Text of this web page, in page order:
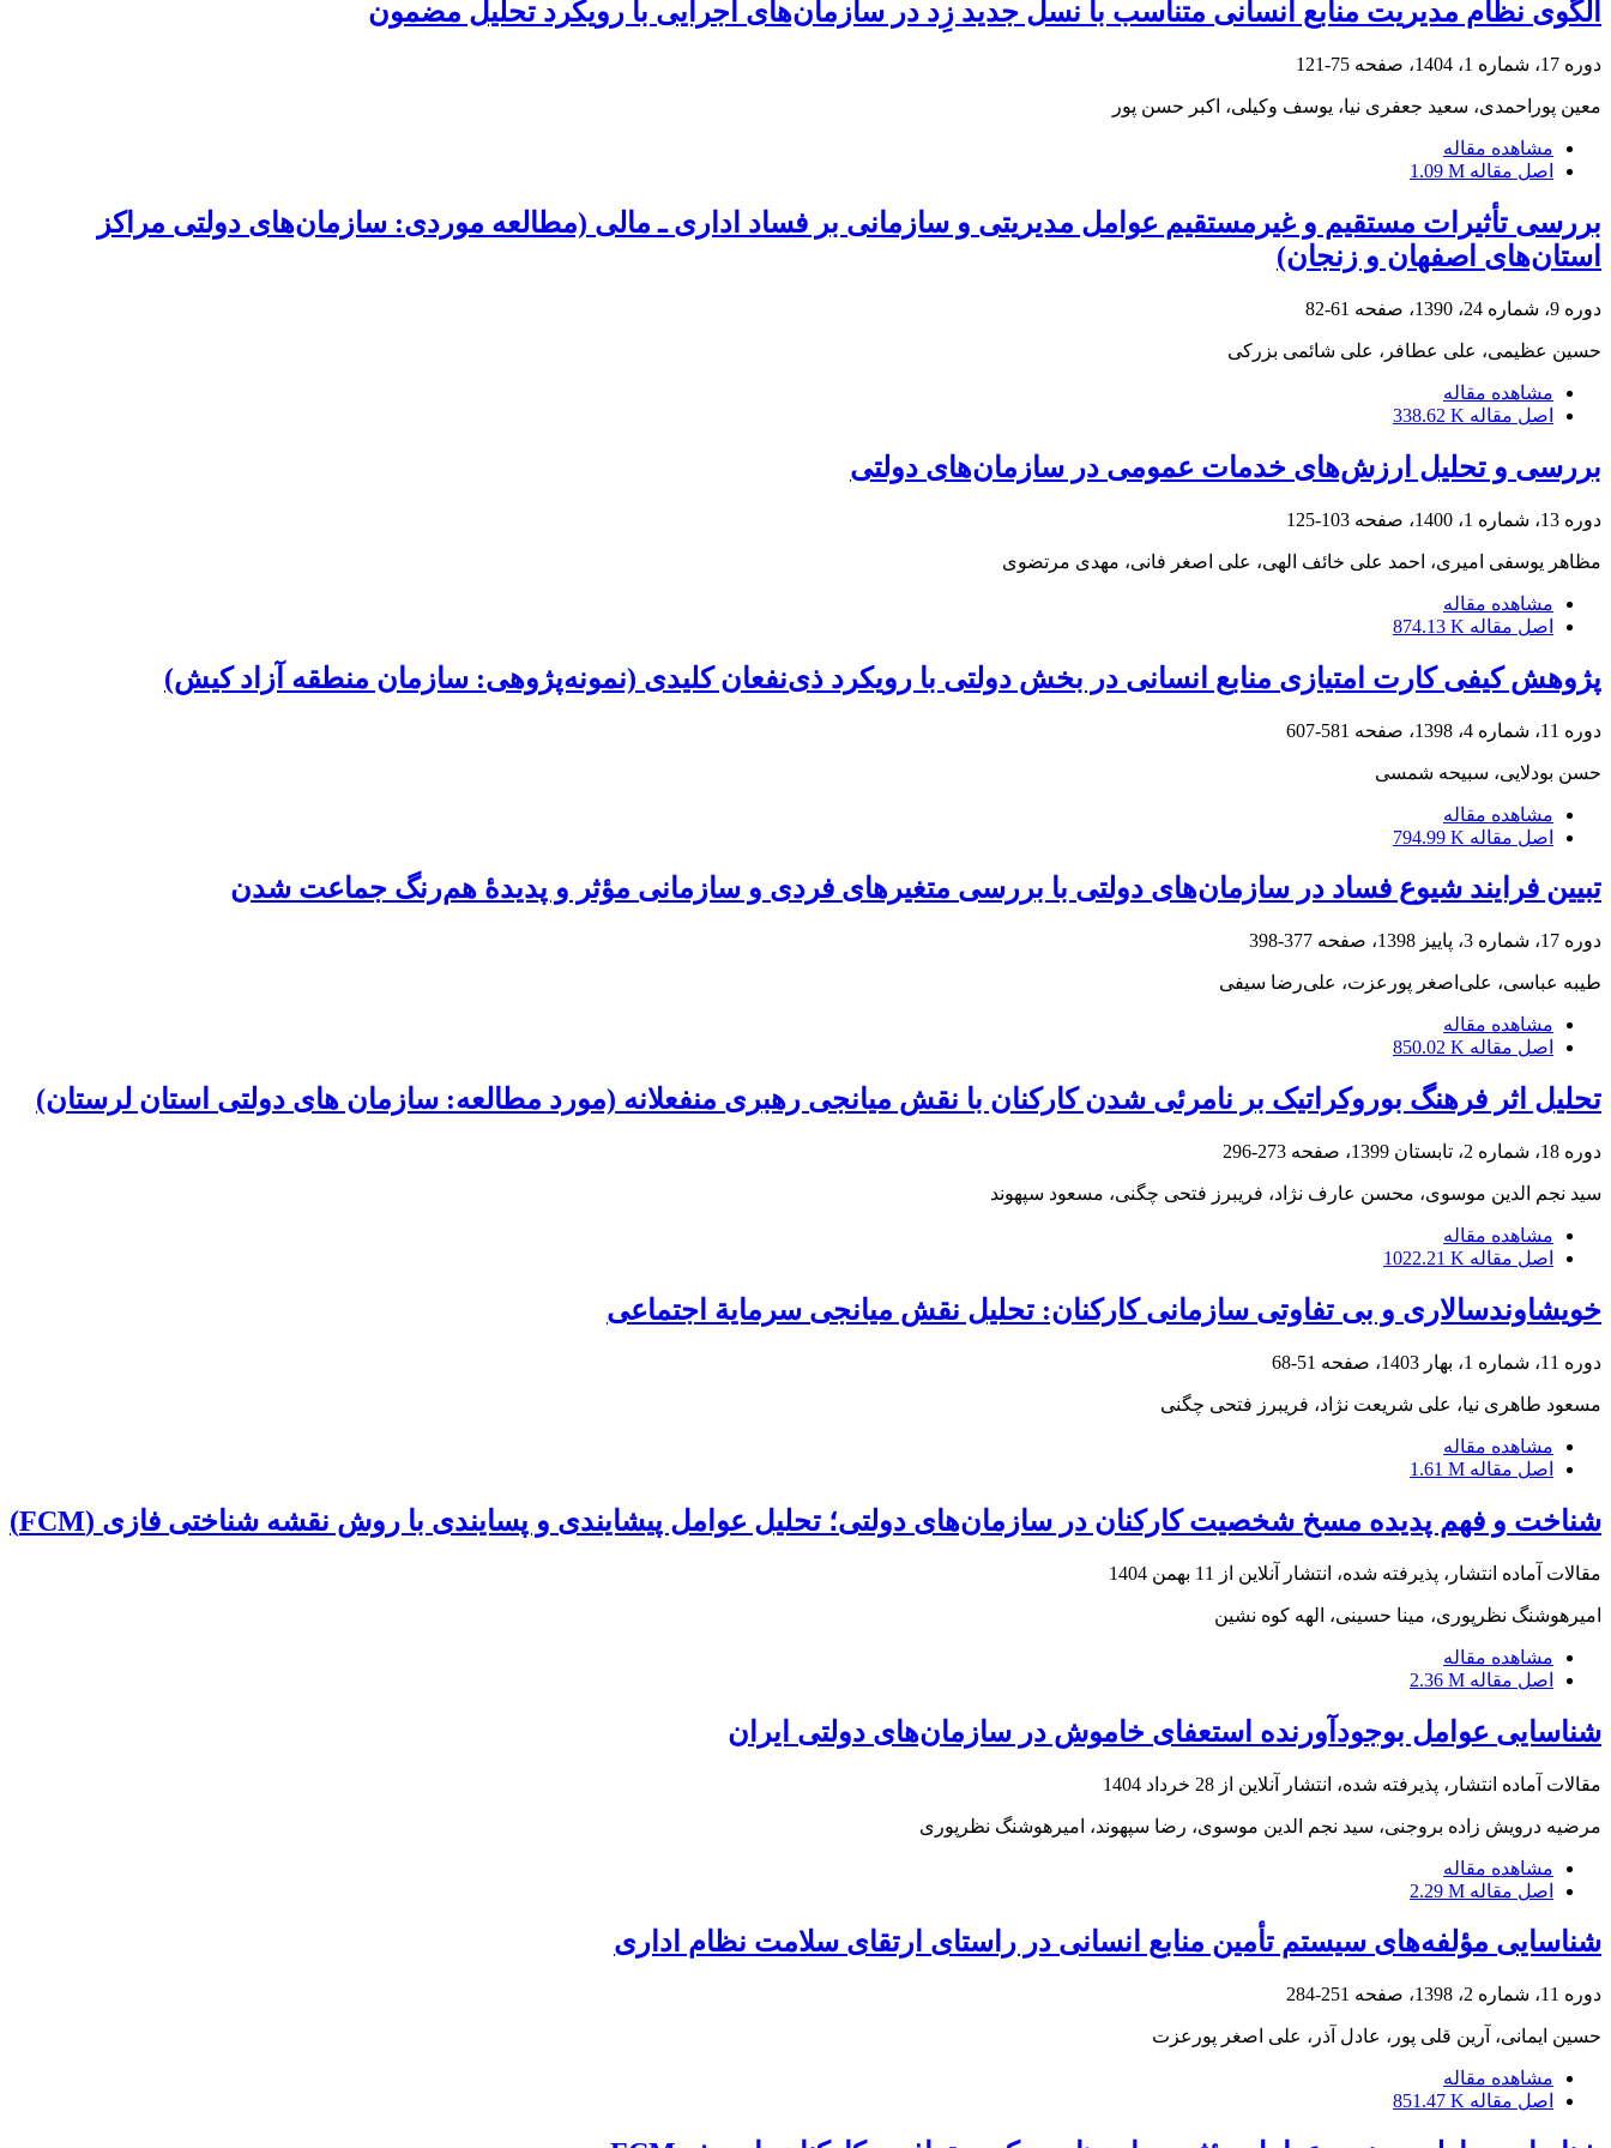
الگوی نظام مدیریت منابع انسانی متناسب با نسل جدید زِد در سازمان‌های اجرایی با رویکرد تحلیل مضمون
دوره 17، شماره 1، 1404، صفحه 75-121
معین پوراحمدی، سعید جعفری نیا، یوسف وکیلی، اکبر حسن پور
مشاهده مقاله
اصل مقاله 1.09 M
بررسی تأثیرات مستقیم و غیرمستقیم عوامل مدیریتی و سازمانی بر فساد اداری ـ مالی (مطالعه موردی: سازمان‌های دولتی مراکز
استان‌های اصفهان و زنجان)
دوره 9، شماره 24، 1390، صفحه 61-82
حسین عظیمی، علی عطافر، علی شائمی بزرکی
مشاهده مقاله
اصل مقاله 338.62 K
بررسی و تحلیل ارزش‌های خدمات عمومی در سازمان‌های دولتی
دوره 13، شماره 1، 1400، صفحه 103-125
مظاهر یوسفی امیری، احمد علی خائف الهی، علی اصغر فانی، مهدی مرتضوی
مشاهده مقاله
اصل مقاله 874.13 K
پژوهش کیفی کارت امتیازی منابع انسانی در بخش دولتی با رویکرد ذی‌نفعان کلیدی (نمونه‌پژوهی: سازمان منطقه آزاد کیش)
دوره 11، شماره 4، 1398، صفحه 581-607
حسن بودلایی، سبیحه شمسی
مشاهده مقاله
اصل مقاله 794.99 K
تبیین فرایند شیوع فساد در سازمان‌های دولتی با بررسی متغیرهای فردی و سازمانی مؤثر و پدیدۀ هم‌رنگ جماعت شدن
دوره 17، شماره 3، پاییز 1398، صفحه 377-398
طیبه عباسی، علی‌اصغر پورعزت، علی‌رضا سیفی
مشاهده مقاله
اصل مقاله 850.02 K
تحلیل اثر فرهنگ بوروکراتیک بر نامرئی شدن کارکنان با نقش میانجی رهبری منفعلانه (مورد مطالعه: سازمان های دولتی استان لرستان)
دوره 18، شماره 2، تابستان 1399، صفحه 273-296
سید نجم الدین موسوی، محسن عارف نژاد، فریبرز فتحی چگنی، مسعود سپهوند
مشاهده مقاله
اصل مقاله 1022.21 K
خویشاوندسالاری و بی تفاوتی سازمانی کارکنان: تحلیل نقش میانجی سرمایة اجتماعی
دوره 11، شماره 1، بهار 1403، صفحه 51-68
مسعود طاهری نیا، علی شریعت نژاد، فریبرز فتحی چگنی
مشاهده مقاله
اصل مقاله 1.61 M
شناخت و فهم پدیده مسخ شخصیت کارکنان در سازمان‌های دولتی؛ تحلیل عوامل پیشایندی و پسایندی با روش نقشه شناختی فازی (FCM)
مقالات آماده انتشار، پذیرفته شده، انتشار آنلاین از 11 بهمن 1404
امیرهوشنگ نظرپوری، مینا حسینی، الهه کوه نشین
مشاهده مقاله
اصل مقاله 2.36 M
شناسایی عوامل بوجودآورنده استعفای خاموش در سازمان‌های دولتی ایران
مقالات آماده انتشار، پذیرفته شده، انتشار آنلاین از 28 خرداد 1404
مرضیه درویش زاده بروجنی، سید نجم الدین موسوی، رضا سپهوند، امیرهوشنگ نظرپوری
مشاهده مقاله
اصل مقاله 2.29 M
شناسایی مؤلفه‌های سیستم تأمین منابع انسانی در راستای ارتقای‌ سلامت نظام اداری
دوره 11، شماره 2، 1398، صفحه 251-284
حسین ایمانی، آرین قلی پور، عادل آذر، علی اصغر پورعزت
مشاهده مقاله
اصل مقاله 851.47 K